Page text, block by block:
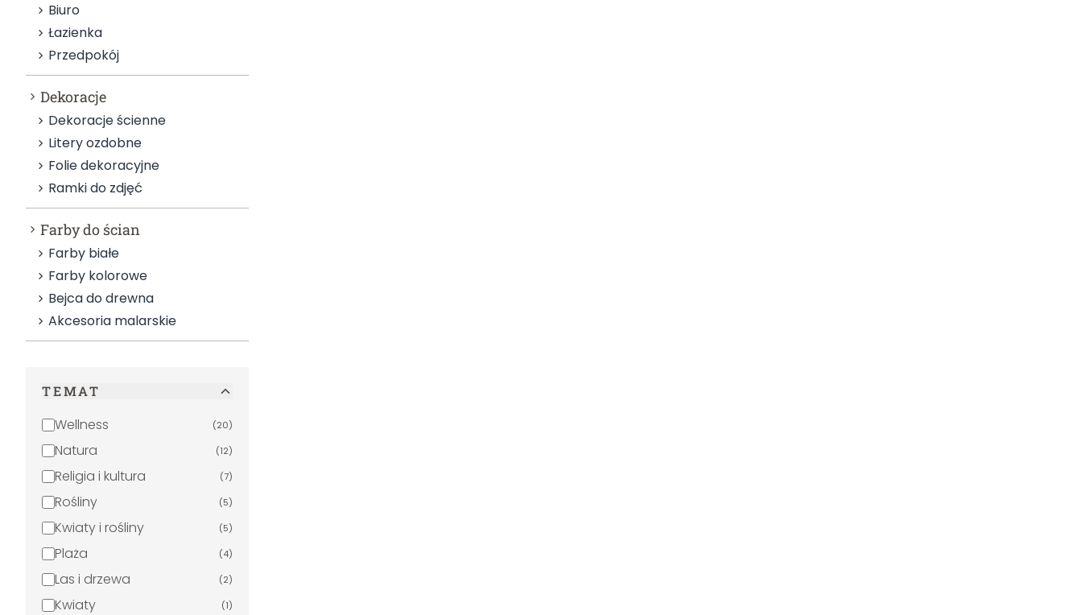
Biuro
Łazienka
Przedpokój
Dekoracje
Dekoracje ścienne
Litery ozdobne
Folie dekoracyjne
Ramki do zdjęć
Farby do ścian
Farby białe
Farby kolorowe
Bejca do drewna
Akcesoria malarskie
TEMAT
Wellness (20)
Natura (12)
Religia i kultura (7)
Rośliny (5)
Kwiaty i rośliny (5)
Plaża (4)
Las i drzewa (2)
Kwiaty (1)